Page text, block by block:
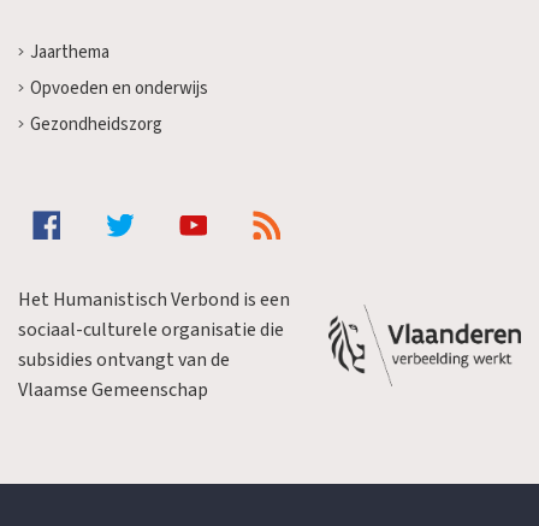
Jaarthema
Opvoeden en onderwijs
Gezondheidszorg
Het Humanistisch Verbond is een
sociaal-culturele organisatie die
subsidies ontvangt van de
Vlaamse Gemeenschap